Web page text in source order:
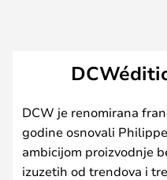
DCW je renomirana
godine osnovali
ambicijom proizvodnje
izuzetih od trendova i